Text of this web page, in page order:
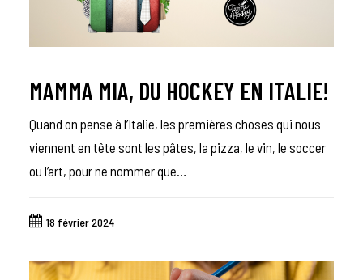
MAMMA MIA, DU HOCKEY EN ITALIE!
Quand on pense à l’Italie, les premières choses qui nous
viennent en tête sont les pâtes, la pizza, le vin, le soccer
ou l’art, pour ne nommer que…
18 février 2024